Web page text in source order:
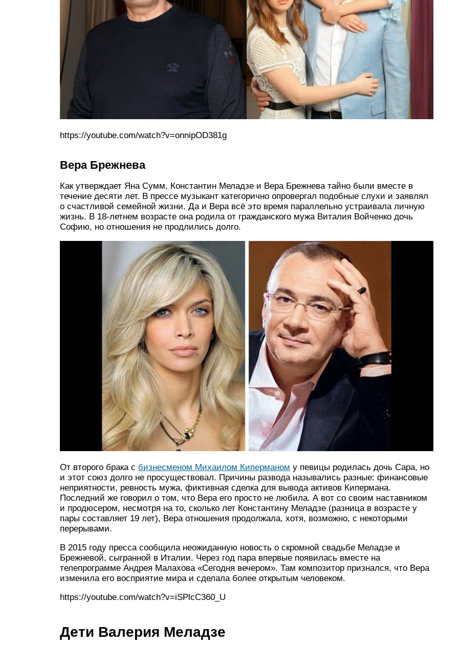
https://youtube.com/watch?v=onnipOD381g
Вера Брежнева
Как утверждает Яна Сумм, Константин Меладзе и Вера Брежнева тайно были вместе в
течение десяти лет. В прессе музыкант категорично опровергал подобные слухи и заявлял
о счастливой семейной жизни. Да и Вера всё это время параллельно устраивала личную
жизнь. В 18-летнем возрасте она родила от гражданского мужа Виталия Войченко дочь
Софию, но отношения не продлились долго.
От второго брака с бизнесменом Михаилом Киперманом у певицы родилась дочь Сара, но
и этот союз долго не просуществовал. Причины развода назывались разные: финансовые
неприятности, ревность мужа, фиктивная сделка для вывода активов Кипермана.
Последний же говорил о том, что Вера его просто не любила. А вот со своим наставником
и продюсером, несмотря на то, сколько лет Константину Меладзе (разница в возрасте у
пары составляет 19 лет), Вера отношения продолжала, хотя, возможно, с некоторыми
перерывами.
В 2015 году пресса сообщила неожиданную новость о скромной свадьбе Меладзе и
Брежневой, сыгранной в Италии. Через год пара впервые появилась вместе на
телепрограмме Андрея Малахова «Сегодня вечером». Там композитор признался, что Вера
изменила его восприятие мира и сделала более открытым человеком.
https://youtube.com/watch?v=iSPlcC360_U
Дети Валерия Меладзе